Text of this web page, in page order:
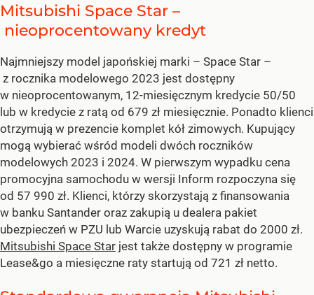
Mitsubishi Space Star –
nieoprocentowany kredyt
Najmniejszy model japońskiej marki – Space Star –
z rocznika modelowego 2023 jest dostępny
w nieoprocentowanym, 12-miesięcznym kredycie 50/50
lub w kredycie z ratą od 679 zł miesięcznie. Ponadto klienci
otrzymują w prezencie komplet kół zimowych. Kupujący
mogą wybierać wśród modeli dwóch roczników
modelowych 2023 i 2024. W pierwszym wypadku cena
promocyjna samochodu w wersji Inform rozpoczyna się
od 57 990 zł. Klienci, którzy skorzystają z finansowania
w banku Santander oraz zakupią u dealera pakiet
ubezpieczeń w PZU lub Warcie uzyskują rabat do 2000 zł.
Mitsubishi Space Star jest także dostępny w programie
Lease&go a miesięczne raty startują od 721 zł netto.